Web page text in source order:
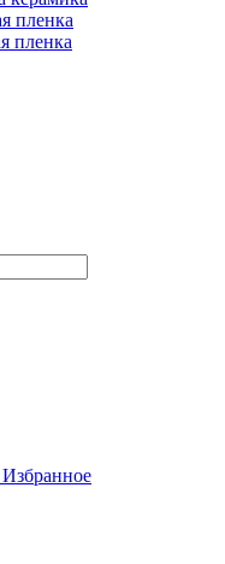
пленка
пленка
Избранное